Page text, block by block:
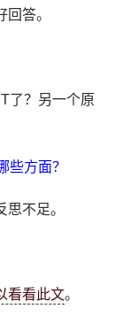
答。
了？另一个原
些方面？
不足。
看看此文。